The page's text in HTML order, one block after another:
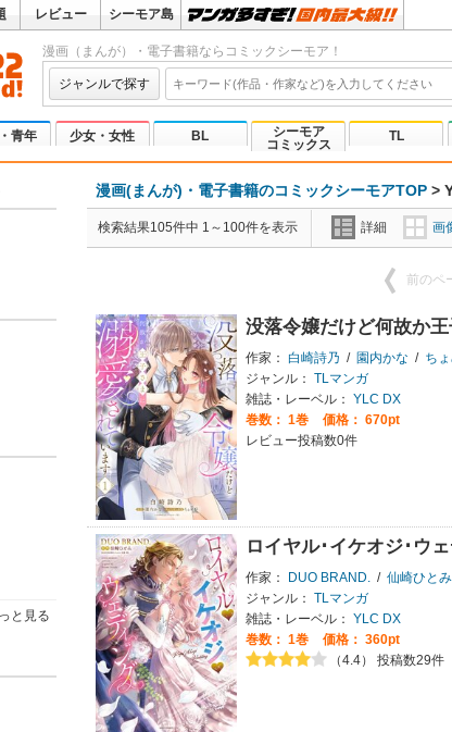
レビュー シーモア島
漫画（まんが）・電子書籍ならコミックシーモア！
ジャンルで探す
青年 少女・女性 BL
シーモア
コミックス
TL
と見る
漫画(まんが)・電子書籍のコミックシーモアTOP >
検索結果105件中 1～100件を表示 詳細 画
前のペ
没落令嬢だけど何故か
作家： 白崎詩乃 / 園内かな / ち
ジャンル： TLマンガ
雑誌・レーベル： YLC DX
巻数： 1巻
価格： 670pt
レビュー投稿数0件
ロイヤル･イケオジ･ウ
作家： DUO BRAND. / 仙崎ひとみ
ジャンル： TLマンガ
雑誌・レーベル： YLC DX
巻数： 1巻
価格： 360pt
（4.4） 投稿数29件